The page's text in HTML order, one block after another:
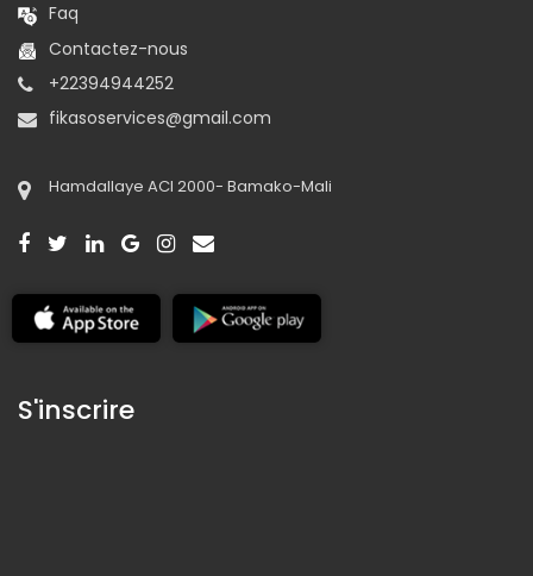
Faq
Contactez-nous
+22394944252
fikasoservices@gmail.com
Hamdallaye ACI 2000- Bamako-Mali
S'inscrire